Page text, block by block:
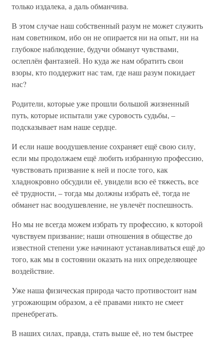
только издалека, а даль обманчива.
В этом случае наш собственный разум не может служить
нам советником, ибо он не опирается ни на опыт, ни на
глубокое наблюдение, будучи обманут чувствами,
ослеплён фантазией. Но куда же нам обратить свои
взоры, кто поддержит нас там, где наш разум покидает
нас?
Родители, которые уже прошли большой жизненный
путь, которые испытали уже суровость судьбы, –
подсказывает нам наше сердце.
И если наше воодушевление сохраняет ещё свою силу,
если мы продолжаем ещё любить избранную профессию,
чувствовать призвание к ней и после того, как
хладнокровно обсудили её, увидели всю её тяжесть, все
её трудности, – тогда мы должны избрать её, тогда не
обманет нас воодушевление, не увлечёт поспешность.
Но мы не всегда можем избрать ту профессию, к которой
чувствуем призвание; наши отношения в обществе до
известной степени уже начинают устанавливаться ещё до
того, как мы в состоянии оказать на них определяющее
воздействие.
Уже наша физическая природа часто противостоит нам
угрожающим образом, а её правами никто не смеет
пренебрегать.
В наших силах, правда, стать выше её, но тем быстрее